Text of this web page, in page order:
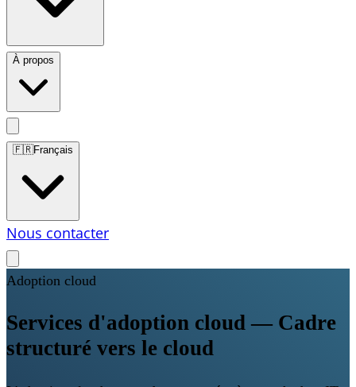
À propos
🇫🇷Français
Nous contacter
Adoption cloud
Services d'adoption cloud — Cadre
structuré vers le cloud